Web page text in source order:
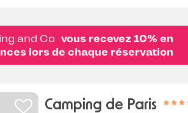
and Co vous recevez 10% en
lors de chaque réservation
Camping de Paris